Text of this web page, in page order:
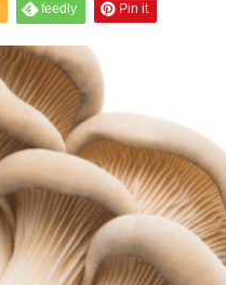
feedly Pin it